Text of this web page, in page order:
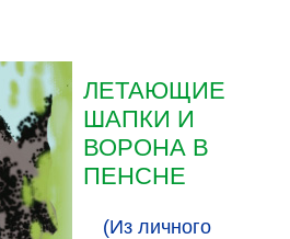
ЛЕТАЮЩИЕ
ШАПКИ И
ВОРОНА В
ПЕНСНЕ
(Из личного